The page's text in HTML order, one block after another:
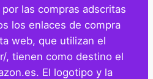
por las compras adscritas
los enlaces de compra
web, que utilizan el
, tienen como destino el
El logotipo y la